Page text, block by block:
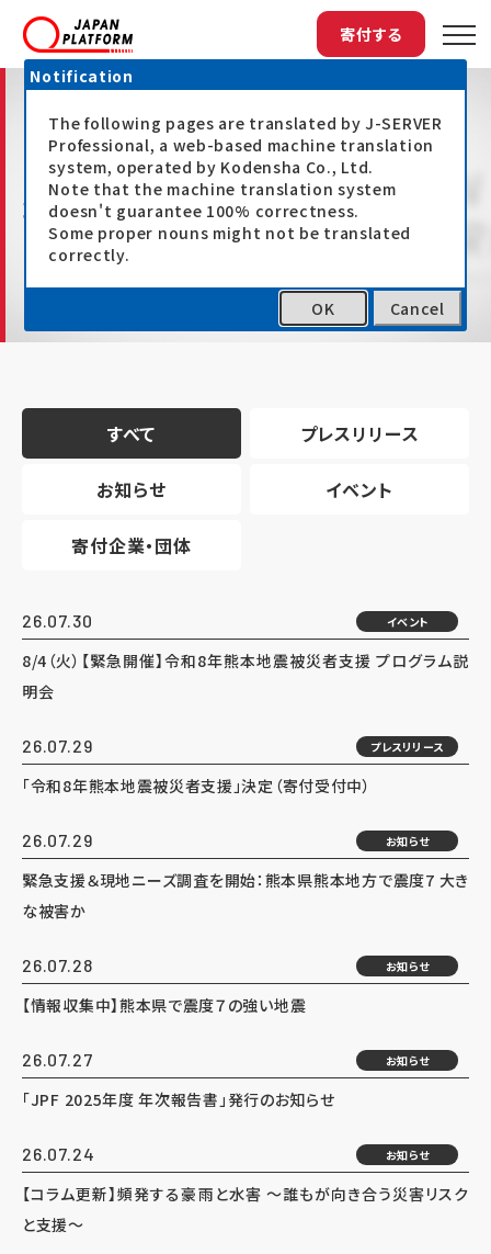
寄付する
最新情報
すべて プレスリリース
お知らせ イベント
寄付企業・団体
26.07.30 イベント
8/4（火）【緊急開催】令和8年熊本地震被災者支援 プログラム説
明会
26.07.29 プレスリリース
「令和8年熊本地震被災者支援」決定（寄付受付中）
26.07.29 お知らせ
緊急支援＆現地ニーズ調査を開始：熊本県熊本地方で震度7 大き
な被害か
26.07.28 お知らせ
【情報収集中】熊本県で震度７の強い地震
26.07.27 お知らせ
「JPF 2025年度 年次報告書」発行のお知らせ
26.07.24 お知らせ
【コラム更新】頻発する豪雨と水害 ～誰もが向き合う災害リスク
と支援～
Notification
The following pages are translated by J-SERVER
Professional, a web-based machine translation
system, operated by Kodensha Co., Ltd.
Note that the machine translation system
doesn't guarantee 100% correctness.
Some proper nouns might not be translated
correctly.
OK Cancel